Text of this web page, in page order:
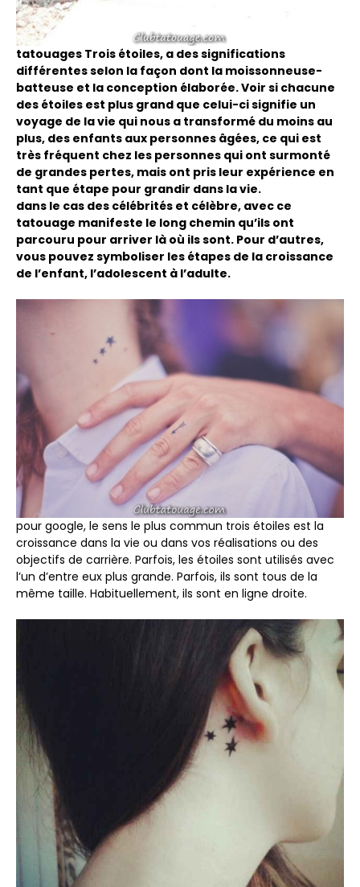
tatouages ​​Trois étoiles, a des significations
différentes selon la façon dont la moissonneuse-
batteuse et la conception élaborée. Voir si chacune
des étoiles est plus grand que celui-ci signifie un
voyage de la vie qui nous a transformé du moins au
plus, des enfants aux personnes âgées, ce qui est
très fréquent chez les personnes qui ont surmonté
de grandes pertes, mais ont pris leur expérience en
tant que étape pour grandir dans la vie.
dans le cas des célébrités et célèbre, avec ce
tatouage manifeste le long chemin qu’ils ont
parcouru pour arriver là où ils sont. Pour d’autres,
vous pouvez symboliser les étapes de la croissance
de l’enfant, l’adolescent à l’adulte.
pour google, le sens le plus commun trois étoiles est la
croissance dans la vie ou dans vos réalisations ou des
objectifs de carrière. Parfois, les étoiles sont utilisés avec
l’un d’entre eux plus grande. Parfois, ils sont tous de la
même taille. Habituellement, ils sont en ligne droite.